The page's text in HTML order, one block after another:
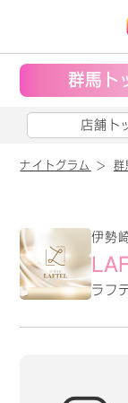
群馬ト
店舗ト
ナイトグラム 群
伊勢
ラフ